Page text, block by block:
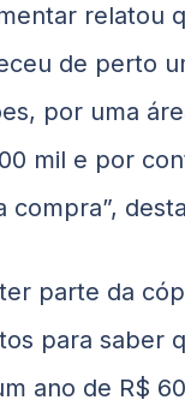
relatou
de perto
por uma
mil e por
compra”,
parte da
para saber
ano de R$